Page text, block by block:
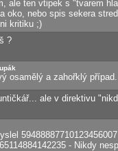
ale ten vtipek s "tvarem
oko, nebo spis sekera
kritiku ;)
?
osamělý a zahořklý případ.
ale v direktivu
- Nikdy